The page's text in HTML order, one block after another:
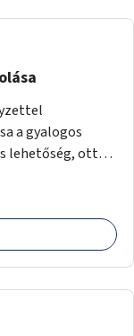
a gyalogos
lehetőség, ott